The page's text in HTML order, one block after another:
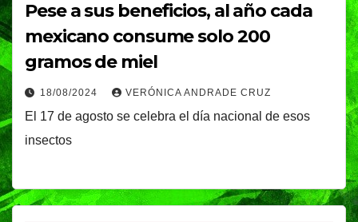
Pese a sus beneficios, al año cada
mexicano consume solo 200
gramos de miel
18/08/2024 VERÓNICA ANDRADE CRUZ
El 17 de agosto se celebra el día nacional de esos
insectos